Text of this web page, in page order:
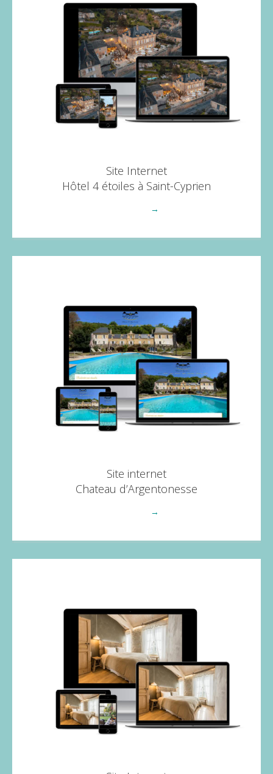
Site Internet
Hôtel 4 étoiles à Saint-Cyprien
→
Site internet
Chateau d’Argentonesse
→